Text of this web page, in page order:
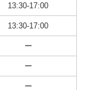
13:30-17:00
13:30-17:00
ー
ー
ー